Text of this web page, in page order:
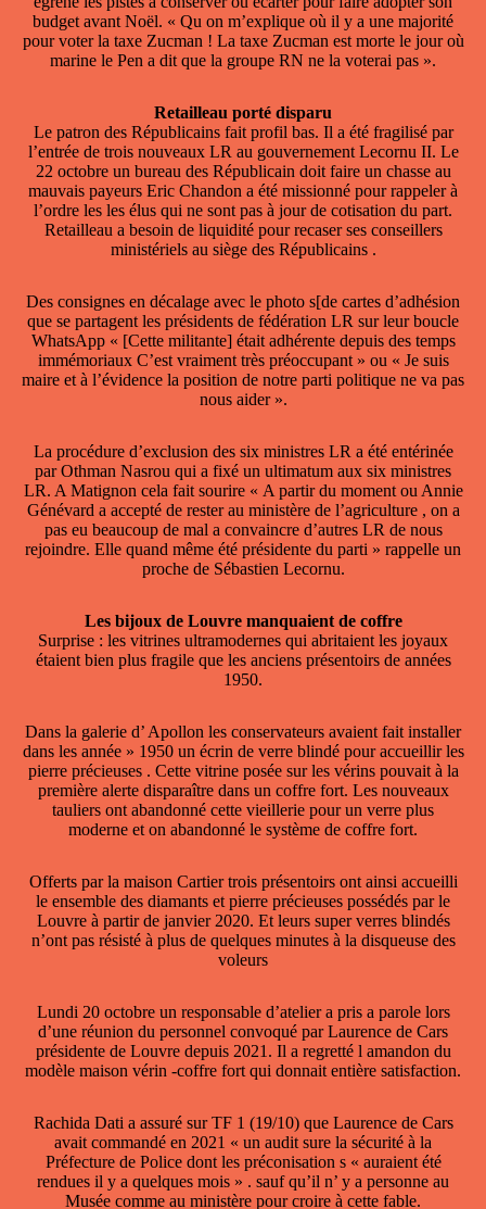
budget avant Noël. « Qu on m’explique où il y a une majorité
pour voter la taxe Zucman ! La taxe Zucman est morte le jour où
marine le Pen a dit que la groupe RN ne la voterai pas ».
Retailleau porté disparu
Le patron des Républicains fait profil bas. Il a été fragilisé par
l’entrée de trois nouveaux LR au gouvernement Lecornu II. Le
22 octobre un bureau des Républicain doit faire un chasse au
mauvais payeurs Eric Chandon a été missionné pour rappeler à
l’ordre les les élus qui ne sont pas à jour de cotisation du part.
Retailleau a besoin de liquidité pour recaser ses conseillers
ministériels au siège des Républicains .
Des consignes en décalage avec le photo s[de cartes d’adhésion
que se partagent les présidents de fédération LR sur leur boucle
WhatsApp « [Cette militante] était adhérente depuis des temps
immémoriaux C’est vraiment très préoccupant » ou « Je suis
maire et à l’évidence la position de notre parti politique ne va pas
nous aider ».
La procédure d’exclusion des six ministres LR a été entérinée
par Othman Nasrou qui a fixé un ultimatum aux six ministres
LR. A Matignon cela fait sourire « A partir du moment ou Annie
Génévard a accepté de rester au ministère de l’agriculture , on a
pas eu beaucoup de mal a convaincre d’autres LR de nous
rejoindre. Elle quand même été présidente du parti » rappelle un
proche de Sébastien Lecornu.
Les bijoux de Louvre manquaient de coffre
Surprise : les vitrines ultramodernes qui abritaient les joyaux
étaient bien plus fragile que les anciens présentoirs de années
1950.
Dans la galerie d’ Apollon les conservateurs avaient fait installer
dans les année » 1950 un écrin de verre blindé pour accueillir les
pierre précieuses . Cette vitrine posée sur les vérins pouvait à la
première alerte disparaître dans un coffre fort. Les nouveaux
tauliers ont abandonné cette vieillerie pour un verre plus
moderne et on abandonné le système de coffre fort.
Offerts par la maison Cartier trois présentoirs ont ainsi accueilli
le ensemble des diamants et pierre précieuses possédés par le
Louvre à partir de janvier 2020. Et leurs super verres blindés
n’ont pas résisté à plus de quelques minutes à la disqueuse des
voleurs
Lundi 20 octobre un responsable d’atelier a pris a parole lors
d’une réunion du personnel convoqué par Laurence de Cars
présidente de Louvre depuis 2021. Il a regretté l amandon du
modèle maison vérin -coffre fort qui donnait entière satisfaction.
Rachida Dati a assuré sur TF 1 (19/10) que Laurence de Cars
avait commandé en 2021 « un audit sure la sécurité à la
Préfecture de Police dont les préconisation s « auraient été
rendues il y a quelques mois » . sauf qu’il n’ y a personne au
Musée comme au ministère pour croire à cette fable.